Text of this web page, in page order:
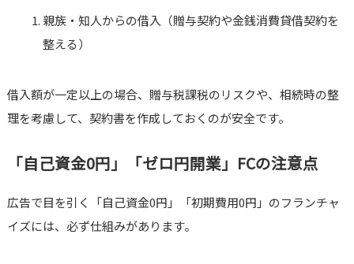
親族・知人からの借入（贈与契約や金銭消費貸借契約を
整える）
借入額が一定以上の場合、贈与税課税のリスクや、相続時の整
理を考慮して、契約書を作成しておくのが安全です。
「自己資金0円」「ゼロ円開業」FCの注意点
広告で目を引く「自己資金0円」「初期費用0円」のフランチャ
イズには、必ず仕組みがあります。